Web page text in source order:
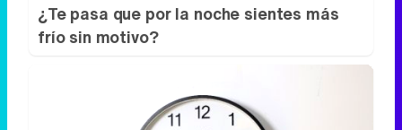
¿Te pasa que por la noche sientes más
frío sin motivo?